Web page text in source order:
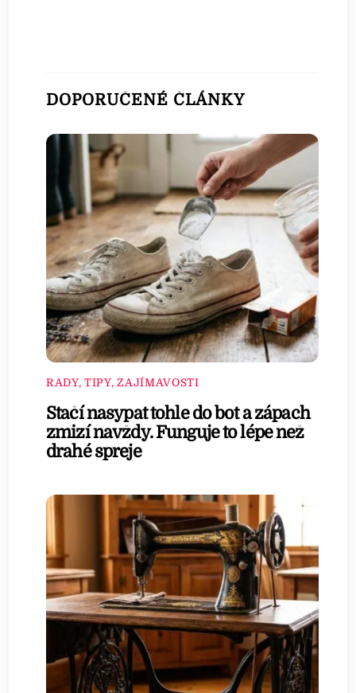
DOPORUČENÉ ČLÁNKY
RADY, TIPY, ZAJÍMAVOSTI
Stačí nasypat tohle do bot a zápach
zmizí navždy. Funguje to lépe než
drahé spreje